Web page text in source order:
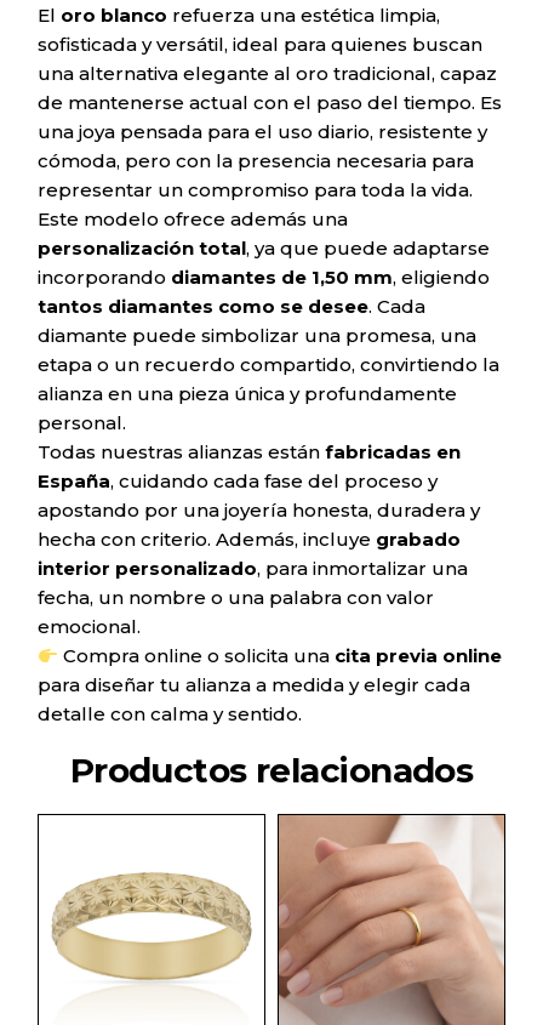
El oro blanco refuerza una estética limpia,
sofisticada y versátil, ideal para quienes buscan
una alternativa elegante al oro tradicional, capaz
de mantenerse actual con el paso del tiempo. Es
una joya pensada para el uso diario, resistente y
cómoda, pero con la presencia necesaria para
representar un compromiso para toda la vida.
Este modelo ofrece además una
personalización total, ya que puede adaptarse
incorporando diamantes de 1,50 mm, eligiendo
tantos diamantes como se desee. Cada
diamante puede simbolizar una promesa, una
etapa o un recuerdo compartido, convirtiendo la
alianza en una pieza única y profundamente
personal.
Todas nuestras alianzas estánfabricadas en
España, cuidando cada fase del proceso y
apostando por una joyería honesta, duradera y
hecha con criterio. Además, incluye grabado
interior personalizado, para inmortalizar una
fecha, un nombre o una palabra con valor
emocional.
Compra online o solicita una cita previa online
para diseñar tu alianza a medida y elegir cada
detalle con calma y sentido.
Productos relacionados
producto
múltiples
variantes.
Las
opciones
pueden
elegir
Este
Las
se
elegir